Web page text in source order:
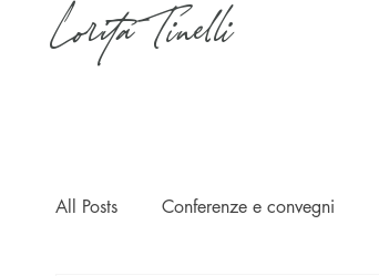
Lorita Tinelli
All Posts Conferenze e convegni